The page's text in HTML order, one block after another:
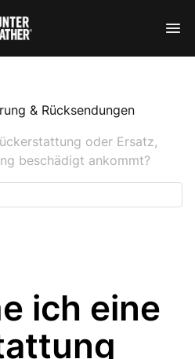
& Rücksendungen
oder Ersatz,
beschädigt ankommt?
ich eine